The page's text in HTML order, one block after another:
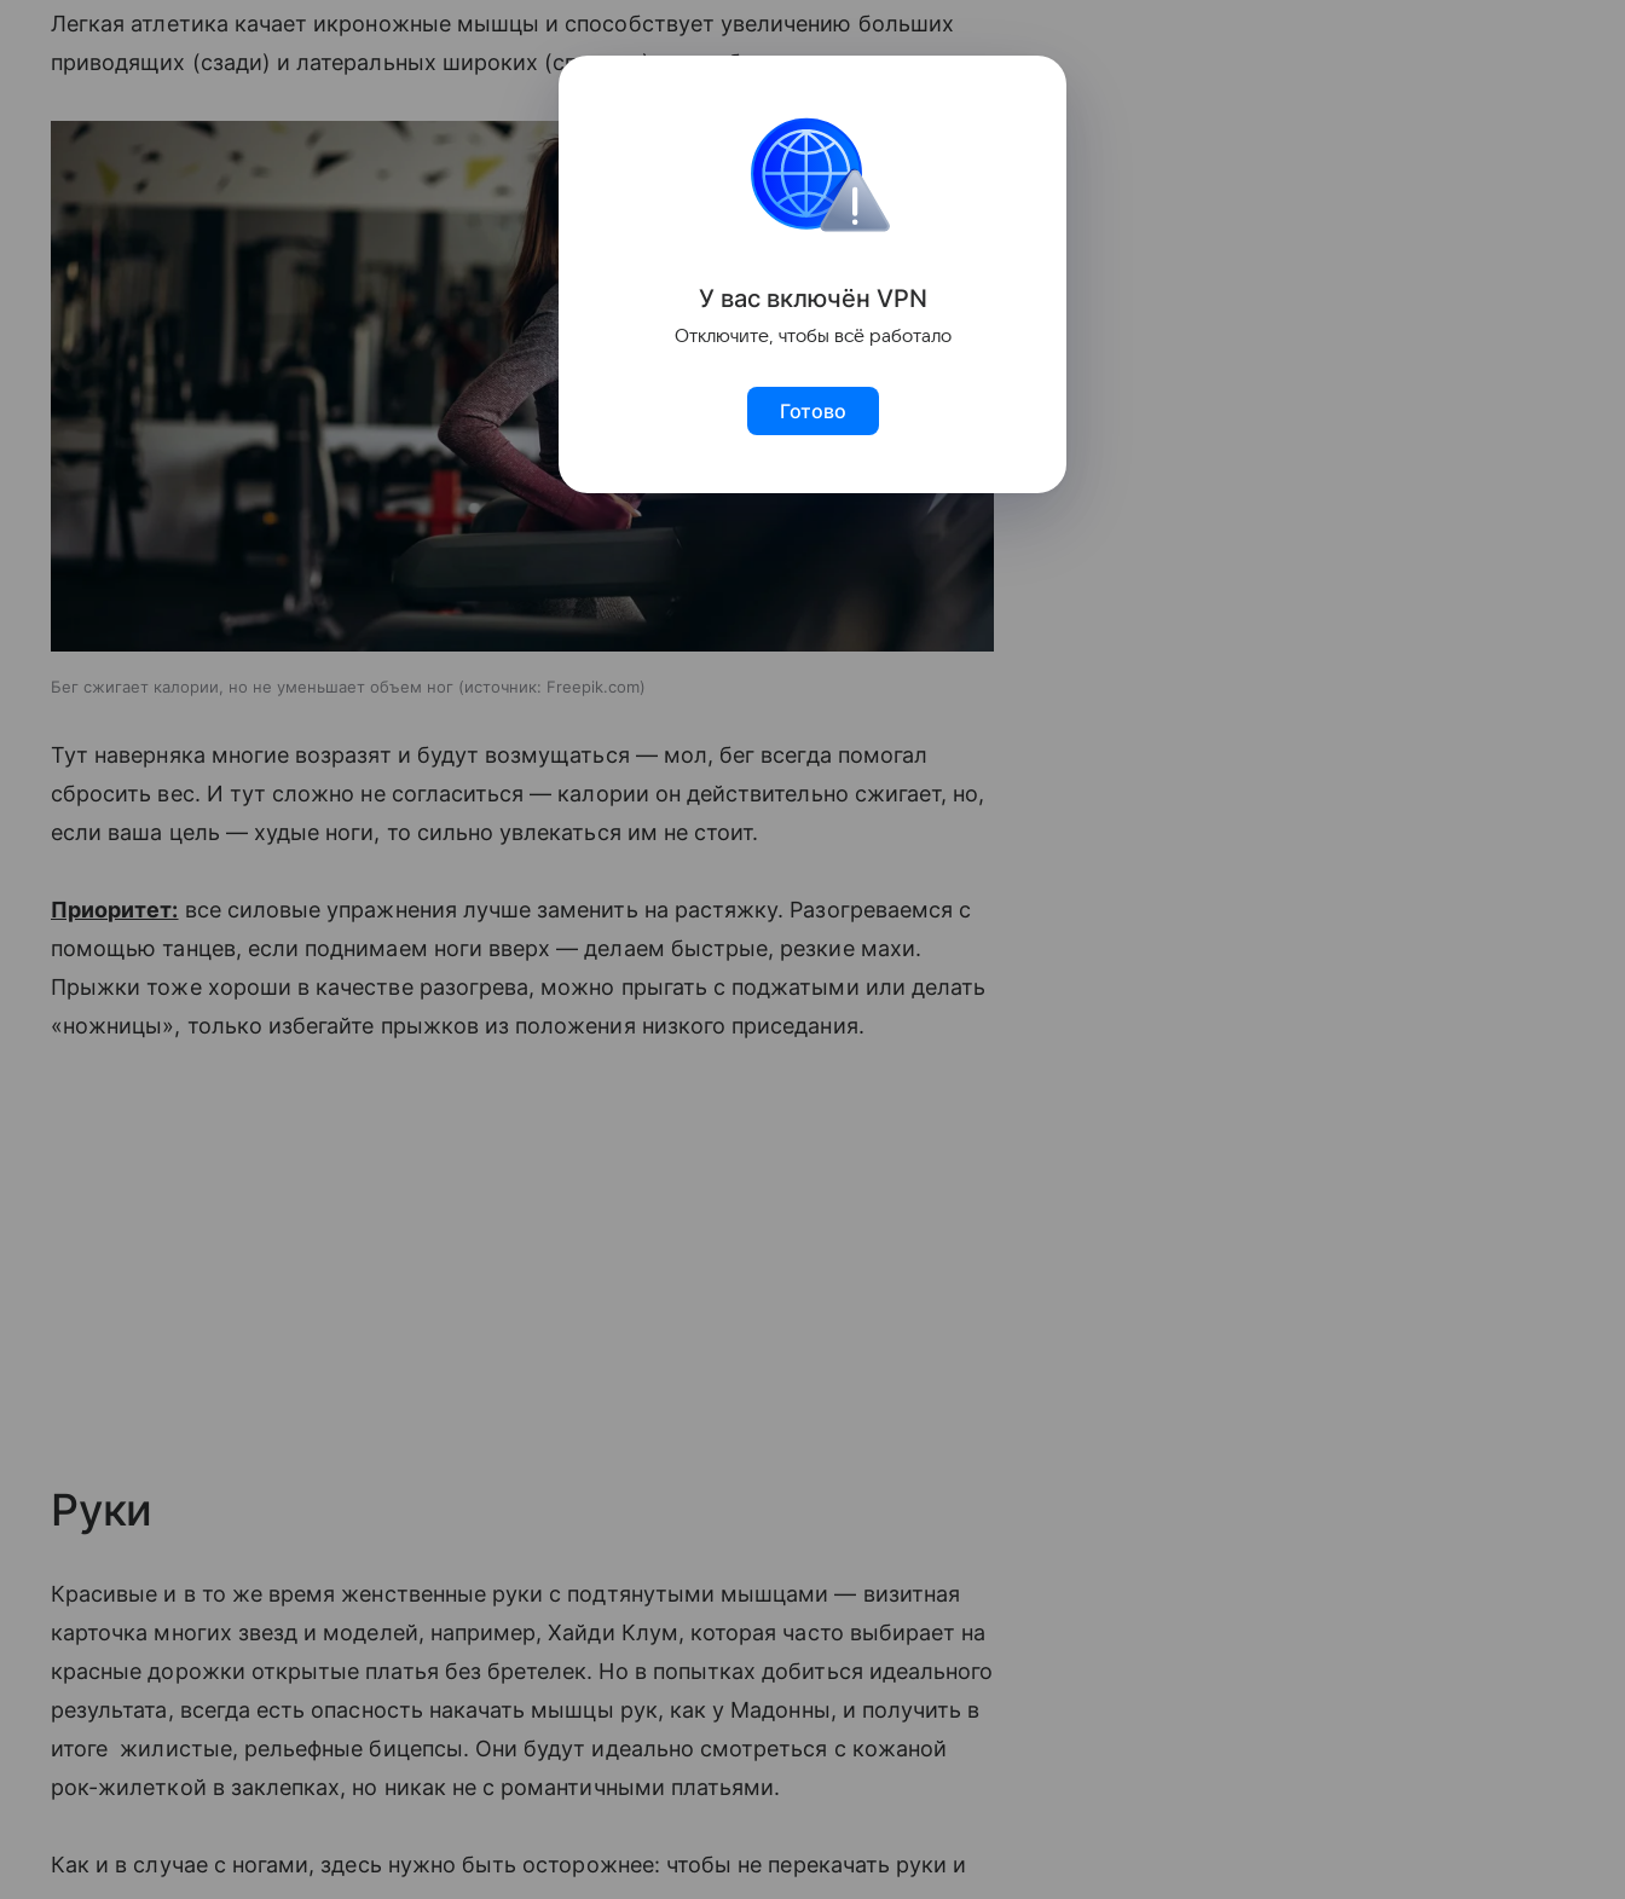
Легкая атлетика качает икроножные мышцы и способствует увеличению больших
приводящих (сзади) и латеральных широких (спереди) мышц бедер.
Бег сжигает калории, но не уменьшает объем ног источник: Freepik.com
Тут наверняка многие возразят и будут возмущаться — мол, бег всегда помогал
сбросить вес. И тут сложно не согласиться — калории он действительно сжигает, но,
если ваша цель — худые ноги, то сильно увлекаться им не стоит.
Приоритет: все силовые упражнения лучше заменить на растяжку. Разогреваемся с
помощью танцев, если поднимаем ноги вверх — делаем быстрые, резкие махи.
Прыжки тоже хороши в качестве разогрева, можно прыгать с поджатыми или делать
«ножницы», только избегайте прыжков из положения низкого приседания.
Руки
Красивые и в то же время женственные руки с подтянутыми мышцами — визитная
карточка многих звезд и моделей, например, Хайди Клум, которая часто выбирает на
красные дорожки открытые платья без бретелек. Но в попытках добиться идеального
результата, всегда есть опасность накачать мышцы рук, как у Мадонны, и получить в
итоге жилистые, рельефные бицепсы. Они будут идеально смотреться с кожаной
рок-жилеткой в заклепках, но никак не с романтичными платьями.
Как и в случае с ногами, здесь нужно быть осторожнее: чтобы не перекачать руки и
У вас включён VPN
Отключите, чтобы всё работало
Готово